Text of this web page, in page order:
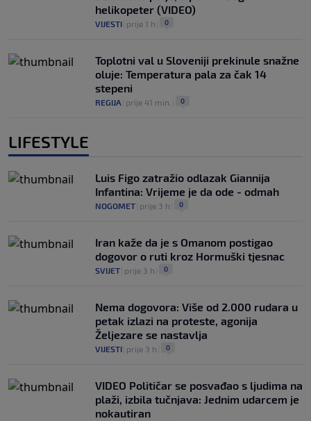
helikopeter (VIDEO)
VIJESTI prije 1 h 0
Toplotni val u Sloveniji prekinule snažne
oluje: Temperatura pala za čak 14
stepeni
REGIJA prije 41 min. 0
LIFESTYLE
Luis Figo zatražio odlazak Giannija
Infantina: Vrijeme je da ode - odmah
NOGOMET prije 3 h 0
Iran kaže da je s Omanom postigao
dogovor o ruti kroz Hormuški tjesnac
SVIJET prije 3 h 0
Nema dogovora: Više od 2.000 rudara u
petak izlazi na proteste, agonija
Željezare se nastavlja
VIJESTI prije 3 h 0
VIDEO Političar se posvađao s ljudima na
plaži, izbila tučnjava: Jednim udarcem je
nokautiran